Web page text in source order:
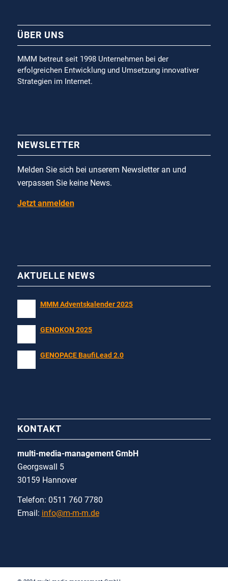
ÜBER UNS
MMM betreut seit 1998 Unternehmen bei der
erfolgreichen Entwicklung und Umsetzung innovativer
Strategien im Internet.
NEWSLETTER
Melden Sie sich bei unserem Newsletter an und
verpassen Sie keine News.
Jetzt anmelden
AKTUELLE NEWS
MMM Adventskalender 2025
GENOKON 2025
GENOPACE BaufiLead 2.0
KONTAKT
multi-media-management GmbH
Georgswall 5
30159 Hannover
Telefon: 0511 760 7780
Email: info@m-m-m.de